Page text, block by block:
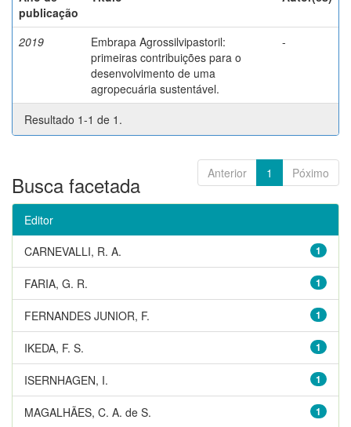
publicação
2019
Embrapa Agrossilvipastoril:
primeiras contribuições para o
desenvolvimento de uma
agropecuária sustentável.
-
Resultado 1-1 de 1.
Anterior 1 Póximo
Busca facetada
Editor
1
CARNEVALLI, R. A.
1
FARIA, G. R.
1
FERNANDES JUNIOR, F.
1
IKEDA, F. S.
1
ISERNHAGEN, I.
1
MAGALHÃES, C. A. de S.